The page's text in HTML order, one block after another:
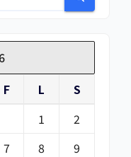
F L
S
1
2
7 8
9